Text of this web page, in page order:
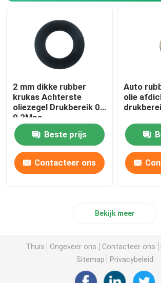
2 mm dikke rubber
krukas Achterste
oliezegel Drukbereik 0-
0,2Mpa
Beste prijs
Contacteer ons
Auto
olie
Bekijk meer
Thuis Ongeveer ons Contacteer ons
Sitemap
Privacybeleid